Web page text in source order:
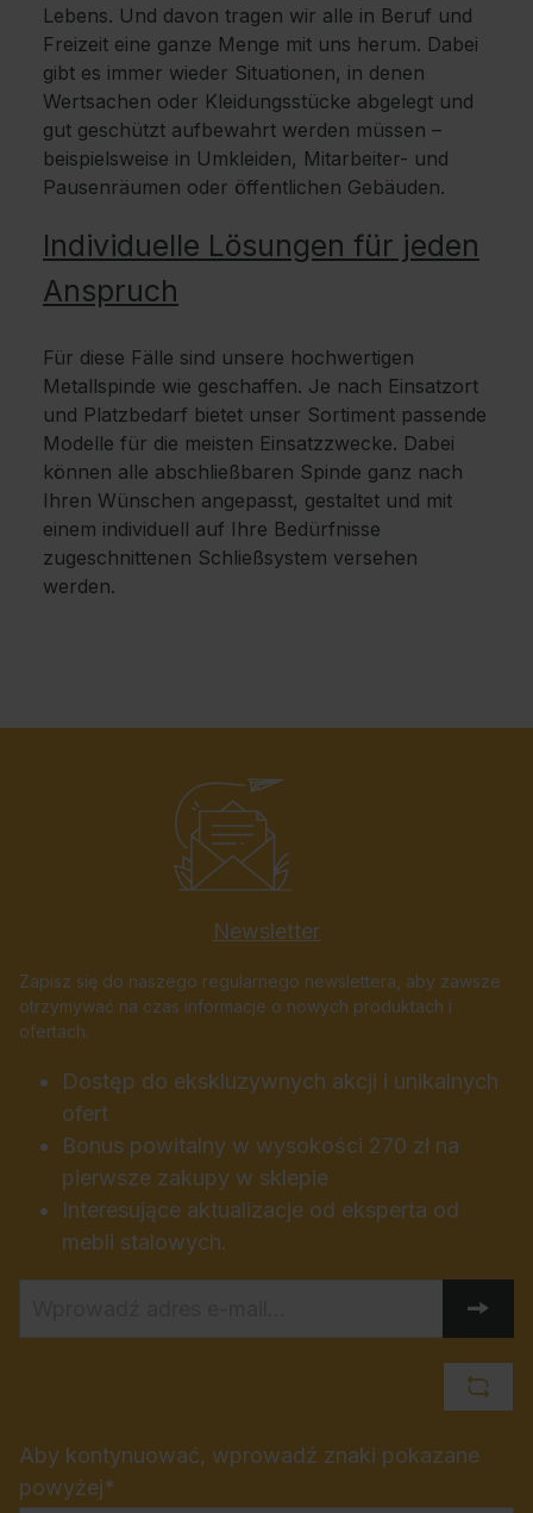
Lebens. Und davon tragen wir alle in Beruf und
Freizeit eine ganze Menge mit uns herum. Dabei
gibt es immer wieder Situationen, in denen
Wertsachen oder Kleidungsstücke abgelegt und
gut geschützt aufbewahrt werden müssen –
beispielsweise in Umkleiden, Mitarbeiter- und
Pausenräumen oder öffentlichen Gebäuden.
Individuelle Lösungen für jeden
Anspruch
Für diese Fälle sind unsere hochwertigen
Metallspinde wie geschaffen. Je nach Einsatzort
und Platzbedarf bietet unser Sortiment passende
Modelle für die meisten Einsatzzwecke. Dabei
können alle abschließbaren Spinde ganz nach
Ihren Wünschen angepasst, gestaltet und mit
einem individuell auf Ihre Bedürfnisse
zugeschnittenen Schließsystem versehen
werden.
Newsletter
Zapisz się do naszego regularnego newslettera, aby zawsze
otrzymywać na czas informacje o nowych produktach i
ofertach.
Dostęp do ekskluzywnych akcji i unikalnych
ofert
Bonus powitalny w wysokości 270 zł na
pierwsze zakupy w sklepie
Interesujące aktualizacje od eksperta od
mebli stalowych.
Aby kontynuować, wprowadź znaki pokazane
powyżej*